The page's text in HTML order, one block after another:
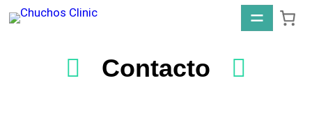
Saltar
Contacto